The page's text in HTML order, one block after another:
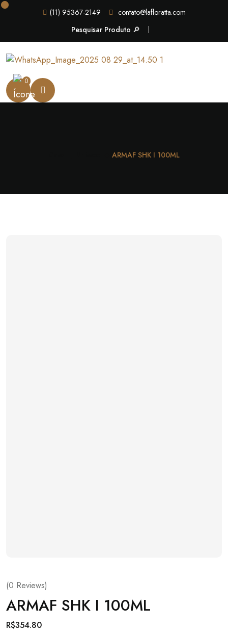
(11) 95367-2149
contato@lafloratta.com
Pesquisar Produto 🔎
0
ARMAF SHK I 100ML
(0 Reviews)
ARMAF SHK I 100ML
R$354.80